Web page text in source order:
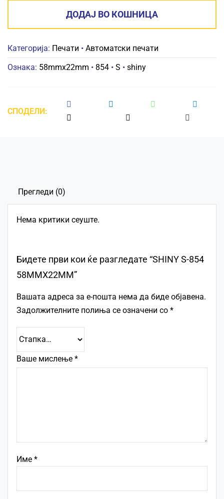
854
ДОДАЈ ВО КОШНИЦА
Категорија: Печати • Автоматски печати
Ознака: 58mmx22mm • 854• S • shiny
СПОДЕЛИ:
Прегледи (0)
Нема критики сеуште.
Бидете први кои ќе разгледате “SHINY S-854
58ММХ22ММ”
Вашата адреса за е-пошта нема да биде објавена.
Задолжителните полиња се означени со *
Ваше мислење *
Име *